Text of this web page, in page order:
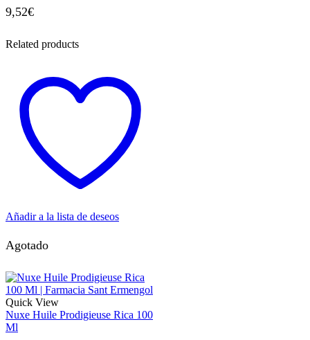
9,52€
Related products
Añadir a la lista de deseos
Agotado
Quick View
Nuxe Huile Prodigieuse Rica 100
Ml